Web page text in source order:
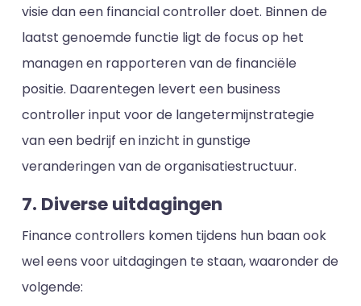
visie dan een financial controller doet. Binnen de
laatst genoemde functie ligt de focus op het
managen en rapporteren van de financiële
positie. Daarentegen levert een business
controller input voor de langetermijnstrategie
van een bedrijf en inzicht in gunstige
veranderingen van de organisatiestructuur.
7. Diverse uitdagingen
Finance controllers komen tijdens hun baan ook
wel eens voor uitdagingen te staan, waaronder de
volgende: